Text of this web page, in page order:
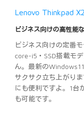
Lenovo Thinkpad
ビジネス向けの高性能
ビジネス向けの定番
core-i5・SSD搭載モ
ん。最新の
サクサク立ち上がり
にも便利ですよ。1台
も可能です。